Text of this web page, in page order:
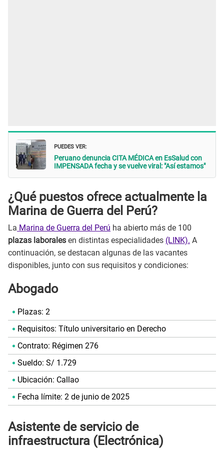
PUEDES VER:
Peruano denuncia CITA MÉDICA en EsSalud con
IMPENSADA fecha y se vuelve viral: "Así estamos"
¿Qué puestos ofrece actualmente la
Marina de Guerra del Perú?
La Marina de Guerra del Perú ha abierto más de 100
plazas laborales en distintas especialidades (LINK). A
continuación, se destacan algunas de las vacantes
disponibles, junto con sus requisitos y condiciones:
Abogado
Plazas: 2
Requisitos: Título universitario en Derecho
Contrato: Régimen 276
Sueldo: S/ 1.729
Ubicación: Callao
Fecha límite: 2 de junio de 2025
Asistente de servicio de
infraestructura (Electrónica)